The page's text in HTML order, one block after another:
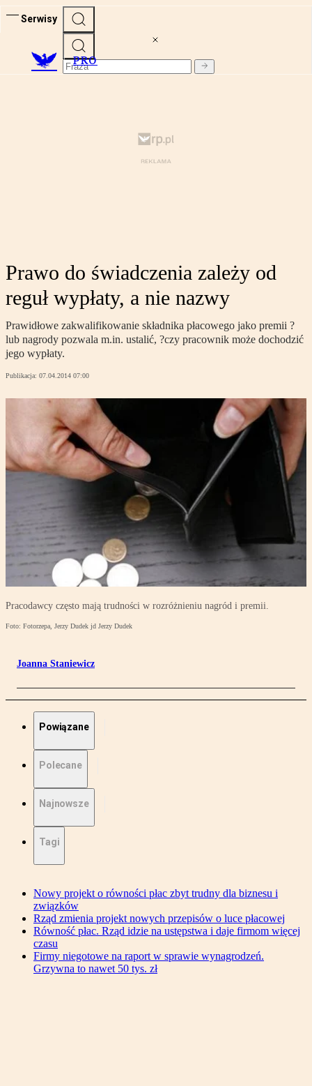
Serwisy
PRO
Prawo do świadczenia zależy od
reguł wypłaty, a nie nazwy
Prawidłowe zakwalifikowanie składnika płacowego jako premii ?
lub nagrody pozwala m.in. ustalić, ?czy pracownik może dochodzić
jego wypłaty.
Publikacja: 07.04.2014 07:00
Pracodawcy często mają trudności w rozróżnieniu nagród i premii.
Foto: Fotorzepa, Jerzy Dudek jd Jerzy Dudek
Joanna Staniewicz
Powiązane
Polecane
Najnowsze
Tagi
Nowy projekt o równości płac zbyt trudny dla biznesu i
związków
Rząd zmienia projekt nowych przepisów o luce płacowej
Równość płac. Rząd idzie na ustępstwa i daje firmom więcej
czasu
Firmy niegotowe na raport w sprawie wynagrodzeń.
Grzywna to nawet 50 tys. zł